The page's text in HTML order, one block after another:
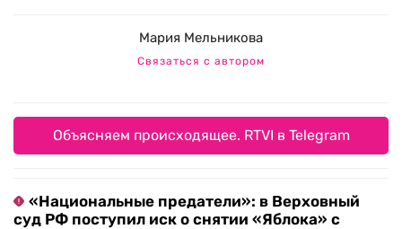
Мария Мельникова
Связаться с автором
Объясняем происходящее. RTVI в Telegram
«Национальные предатели»: в Верховный
суд РФ поступил иск о снятии «Яблока» с